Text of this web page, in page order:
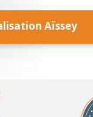
Aïssey